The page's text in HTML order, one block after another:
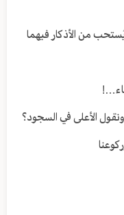
من الأذكار فيهما
الأعلى في السجود؟